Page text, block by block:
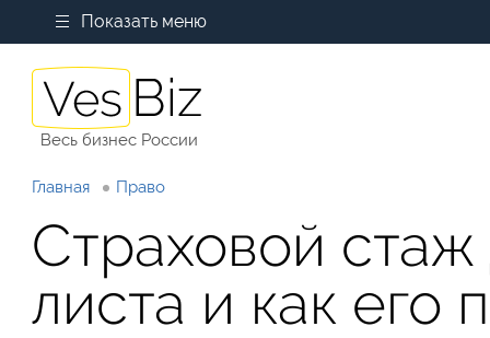
Показать меню
Весь бизнес России
Главная Право
Страховой стаж
листа и как его